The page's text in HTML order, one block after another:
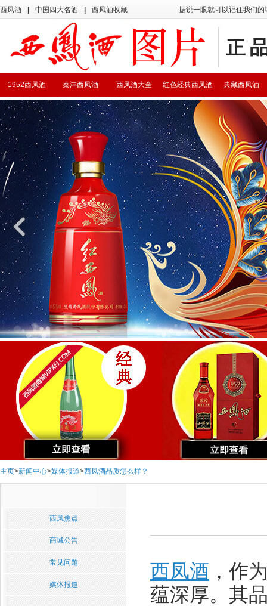
西凤酒 中国四大名酒 西凤酒收藏 据说一眼就可以记住我们
典藏西凤酒
红色经典西凤酒
西凤酒大全
秦沣西凤酒
1952西凤酒
主页>新闻中心>媒体报道>西凤酒品质怎么样？
西凤焦点
商城公告
常见问题
媒体报道
西凤酒 ，作
蕴深厚。其